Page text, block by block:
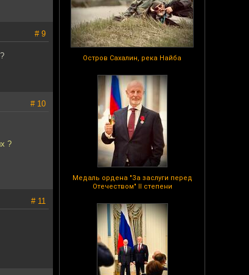
Остров Сахалин, река Найба
Медаль ордена "За заслуги перед
Отечеством" II степени
# 9
# 10
?
# 11